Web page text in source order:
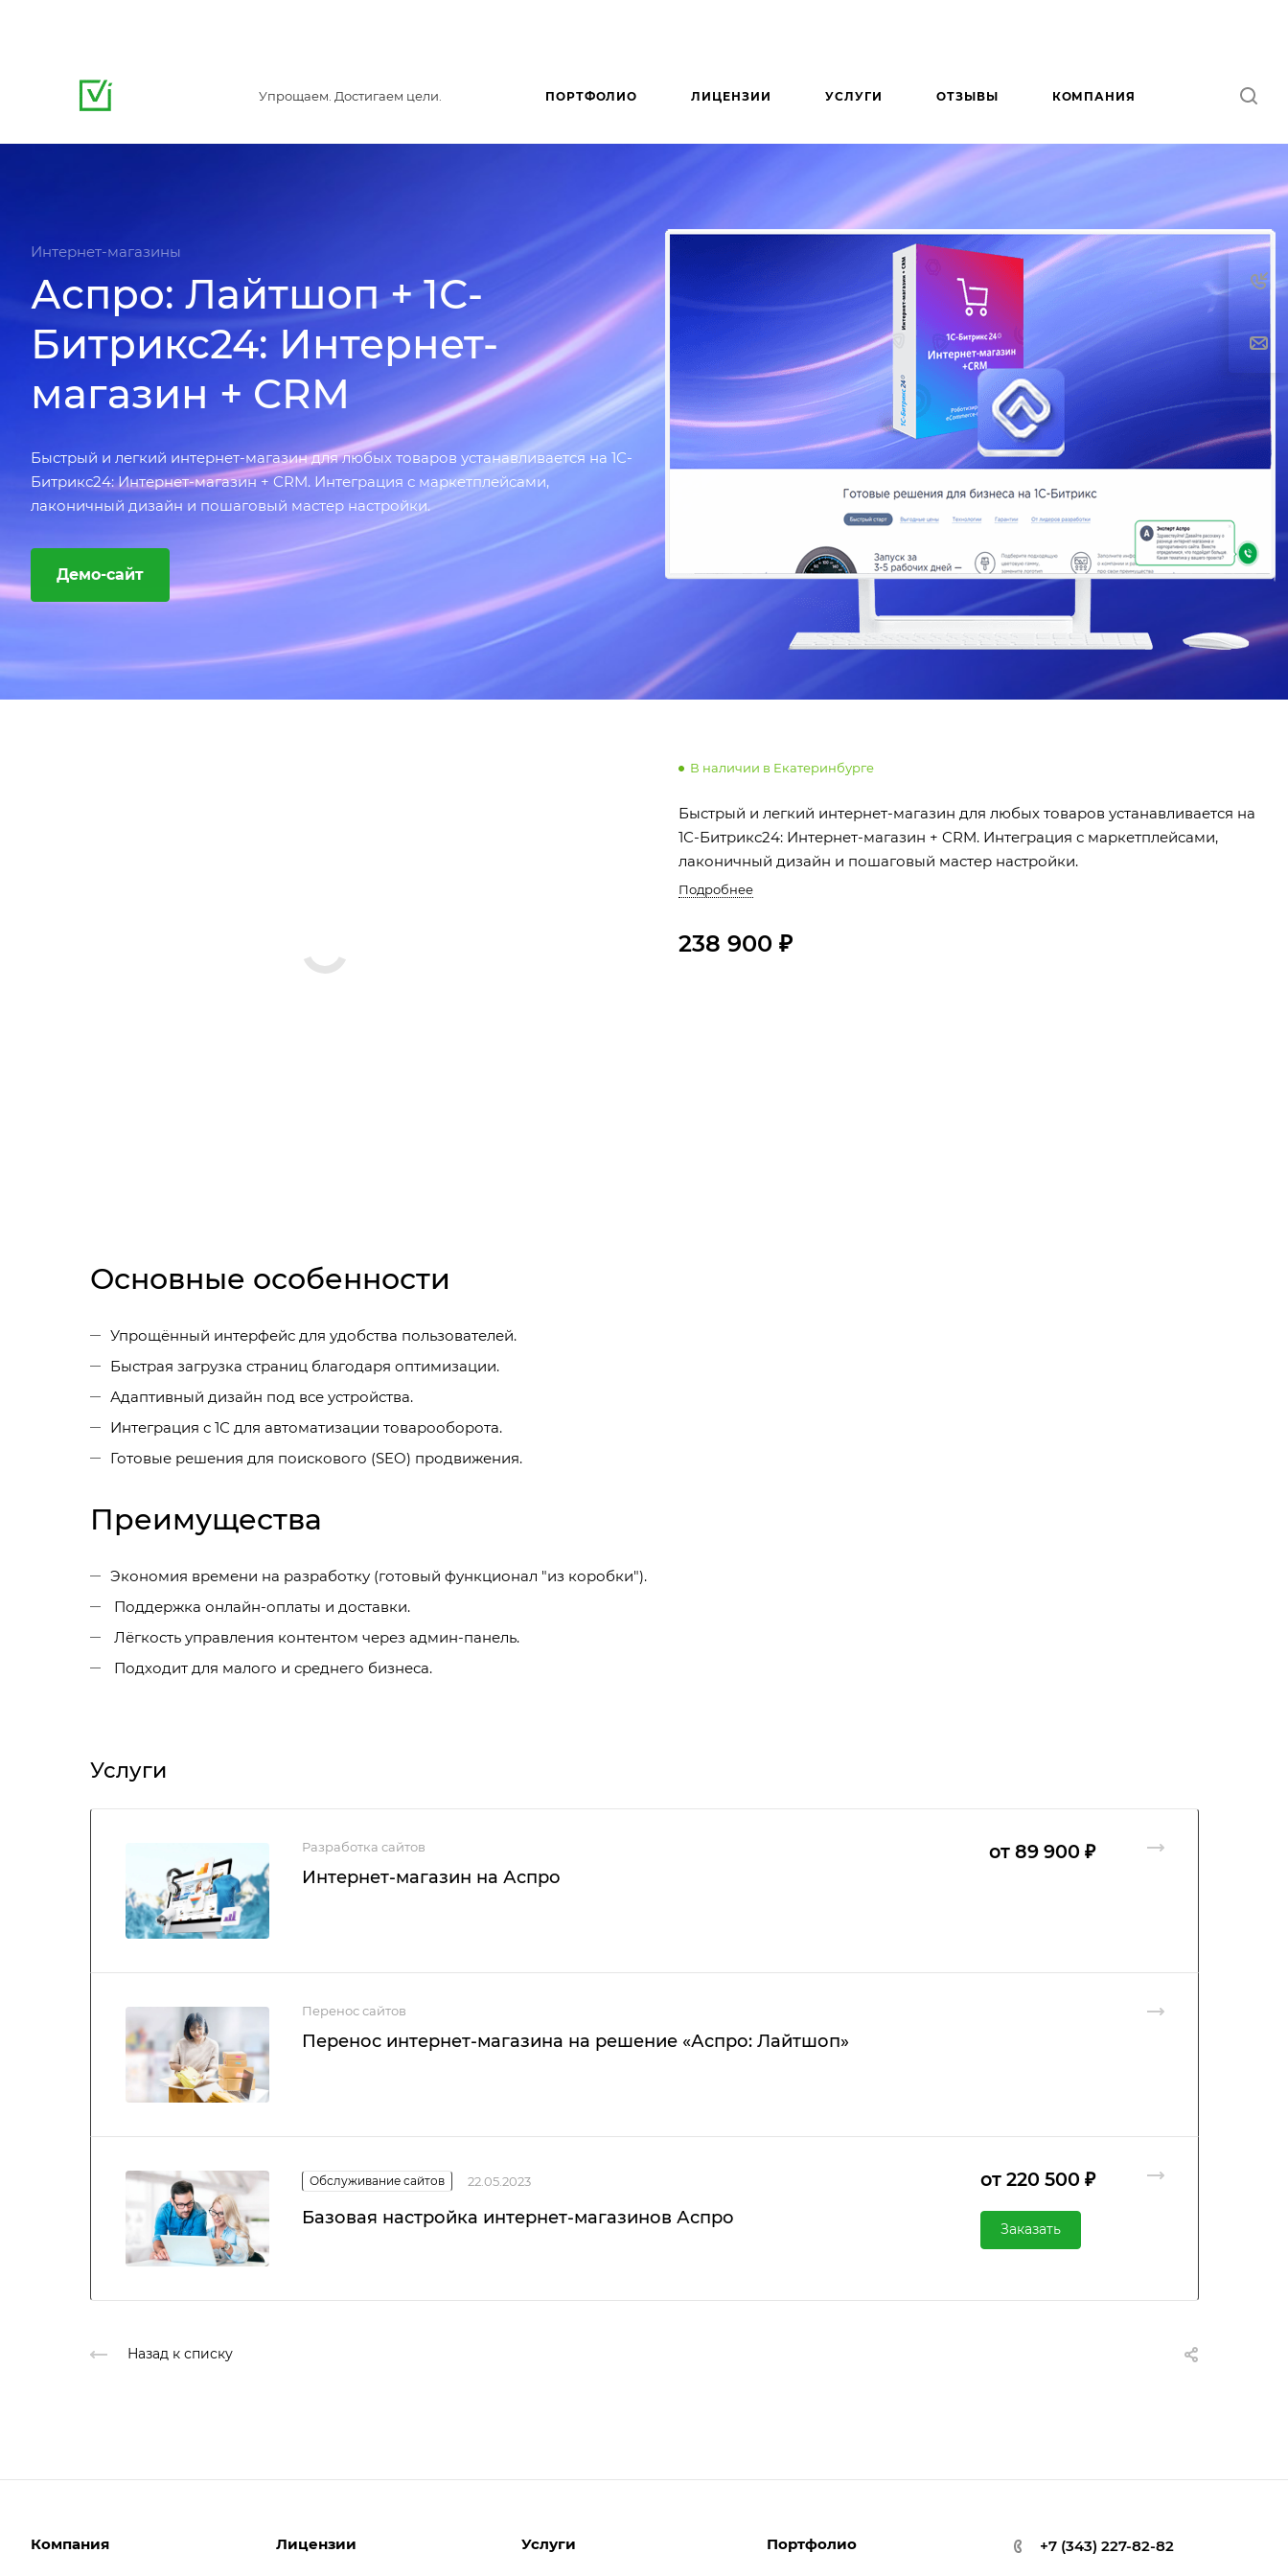
Упрощаем. Достигаем цели. ПОРТФОЛИО ЛИЦЕНЗИИ УСЛУГИ ОТЗЫВЫ КОМПАНИЯ
Интернет-магазины
Аспро: Лайтшоп + 1С-
Битрикс24: Интернет-
магазин + CRM
Быстрый и легкий интернет-магазин для любых товаров устанавливается на 1С-
Битрикс24: Интернет-магазин + CRM. Интеграция с маркетплейсами,
лаконичный дизайн и пошаговый мастер настройки.
Демо-сайт
В наличии в Екатеринбурге
Быстрый и легкий интернет-магазин для любых товаров устанавливается на
1С-Битрикс24: Интернет-магазин + CRM. Интеграция с маркетплейсами,
лаконичный дизайн и пошаговый мастер настройки.
Подробнее
238 900 ₽
Основные особенности
Упрощённый интерфейс для удобства пользователей.
Быстрая загрузка страниц благодаря оптимизации.
Адаптивный дизайн под все устройства.
Интеграция с 1С для автоматизации товарооборота.
Готовые решения для поискового (SEO) продвижения.
Преимущества
Экономия времени на разработку (готовый функционал "из коробки").
Поддержка онлайн-оплаты и доставки.
Лёгкость управления контентом через админ-панель.
Подходит для малого и среднего бизнеса.
Услуги
Разработка сайтов
Интернет-магазин на Аспро
от 89 900 ₽
Перенос сайтов
Перенос интернет-магазина на решение «Аспро: Лайтшоп»
Обслуживание сайтов 22.05.2023
Базовая настройка интернет-магазинов Аспро
от 220 500 ₽
Заказать
Назад к списку
Компания Лицензии Услуги Портфолио +7 (343) 227-82-82